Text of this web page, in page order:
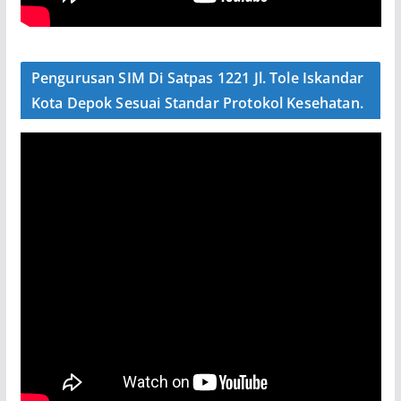
Pengurusan SIM Di Satpas 1221 Jl. Tole Iskandar
Kota Depok Sesuai Standar Protokol Kesehatan.